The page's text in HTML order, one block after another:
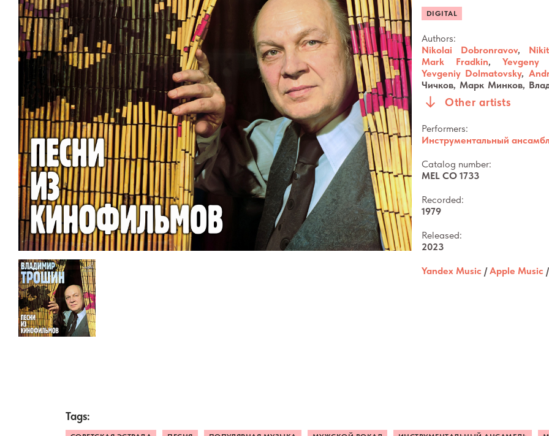
DIGITAL
Authors:
Nikolai Dobronravov,
Mark Fradkin, Yevgeny
Yevgeniy Dolmatovsky,
Чичков, Марк Минков,
Виктор Боков, Николай
Other artists
Performers:
Инструментальный
Catalog number:
MEL CO 1733
Recorded:
1979
Released:
2023
Yandex Music /Apple Music /
Tags: